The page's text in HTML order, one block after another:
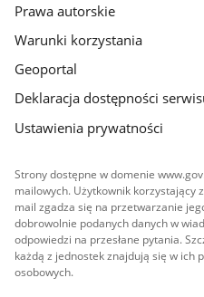
Prawa autorskie
Warunki korzystania
Geoportal
Deklaracja dostępności
Ustawienia prywatności
Strony dostępne w domenie
mailowych. Użytkownik korzystający
mail zgadza się na przetwarzanie
dobrowolnie podanych danych w
odpowiedzi na przesłane pytania.
każdą z jednostek znajdują się w ich
osobowych.